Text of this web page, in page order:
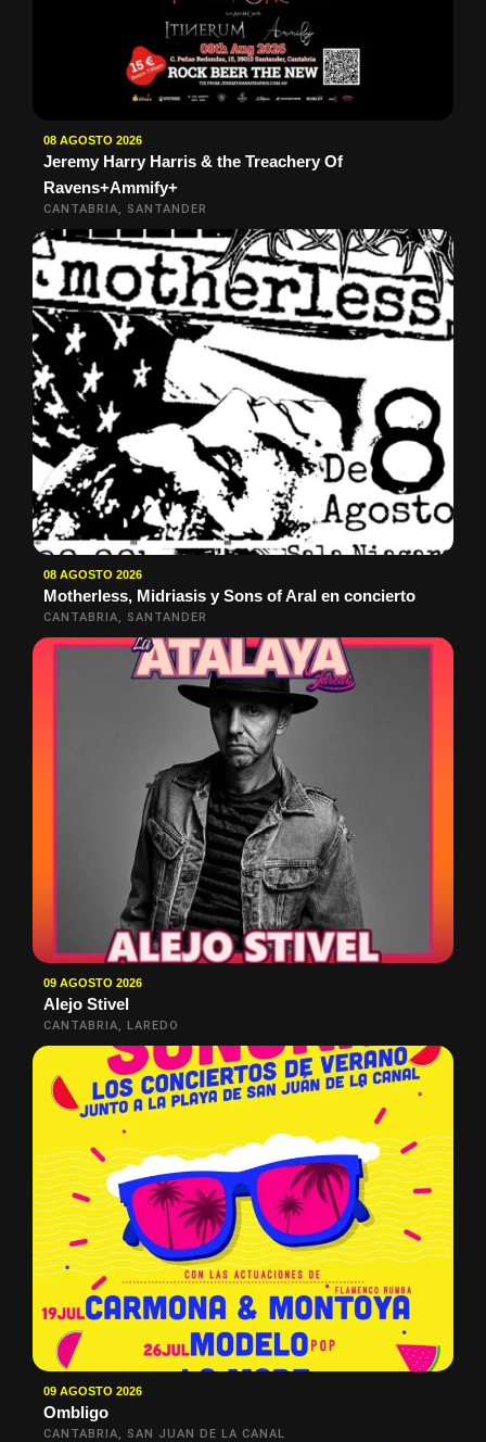
08 AGOSTO 2026
Jeremy Harry Harris & the Treachery Of
Ravens+Ammify+
CANTABRIA, SANTANDER
08 AGOSTO 2026
Motherless, Midriasis y Sons of Aral en concierto
CANTABRIA, SANTANDER
09 AGOSTO 2026
Alejo Stivel
CANTABRIA, LAREDO
09 AGOSTO 2026
Ombligo
CANTABRIA, SAN JUAN DE LA CANAL